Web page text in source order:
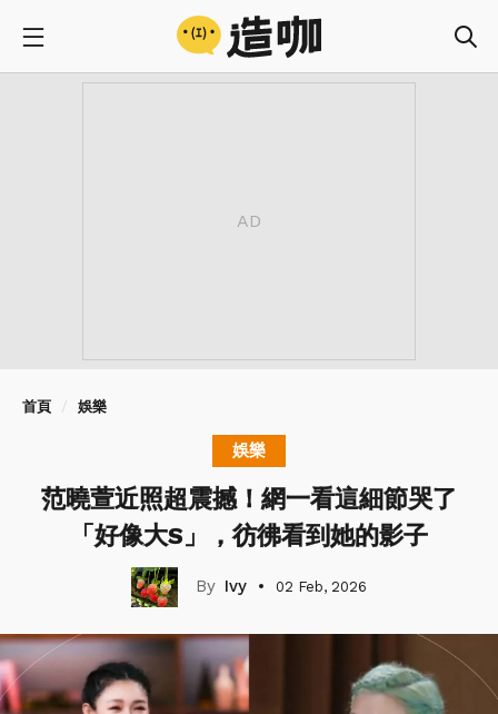
首頁 娛樂
娛樂
范曉萱近照超震撼！網一看這細節哭了
「好像大S」，彷彿看到她的影子
Ivy 02 Feb, 2026